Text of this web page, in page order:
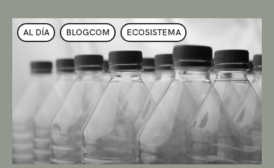
AL DÍA BLOGCOM ECOSISTEMA